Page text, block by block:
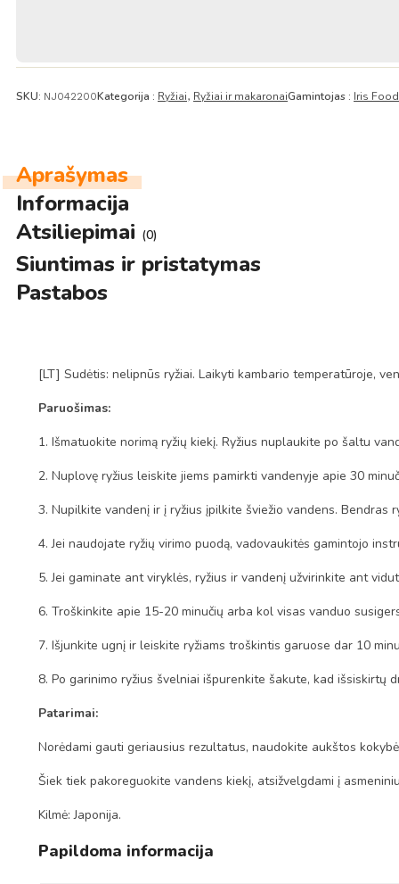
SKU: NJ042200Kategorija : Ryžiai, Ryžiai ir makaronaiGamintojas : Iris
Aprašymas
Informacija
Atsiliepimai (0)
Siuntimas ir pristatymas
Pastabos
[LT] Sudėtis: nelipnūs ryžiai. Laikyti kambario temperatūroje,
Paruošimas:
1. Išmatuokite norimą ryžių kiekį. Ryžius nuplaukite po šaltu
2. Nuplovę ryžius leiskite jiems pamirkti vandenyje apie 30 minuč
3. Nupilkite vandenį ir į ryžius įpilkite šviežio vandens. Bendras
4. Jei naudojate ryžių virimo puodą, vadovaukitės gamintojo
5. Jei gaminate ant viryklės, ryžius ir vandenį užvirinkite ant
6. Troškinkite apie 15-20 minučių arba kol visas vanduo
7. Išjunkite ugnį ir leiskite ryžiams troškintis garuose dar 10
8. Po garinimo ryžius švelniai išpurenkite šakute, kad išsiskirtų
Patarimai:
Norėdami gauti geriausius rezultatus, naudokite aukštos
Šiek tiek pakoreguokite vandens kiekį, atsižvelgdami į
Kilmė: Japonija.
Papildoma informacija